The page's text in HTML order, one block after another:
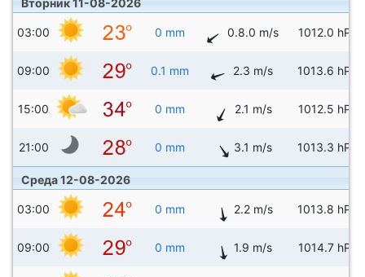
Вторник 11-08-2026
03:00 0 mm 0.8.0 m/s 1012.0 hPa
09:00 0.1 mm 2.3 m/s 1013.6 hPa
15:00 0 mm 2.1 m/s 1012.5 hPa
21:00 0 mm 3.1 m/s 1013.3 hPa
Среда 12-08-2026
03:00 0 mm 2.2 m/s 1013.8 hPa
09:00 0 mm 1.9 m/s 1014.7 hPa